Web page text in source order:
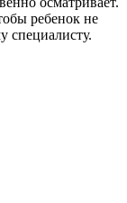
ребенок не
специалисту.